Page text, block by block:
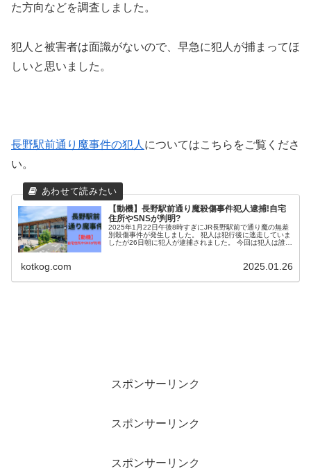
た方向などを調査しました。
犯人と被害者は面識がないので、早急に犯人が捕まってほ
しいと思いました。
長野駅前通り魔事件の犯人 についてはこちらをご覧くださ
い。
【動機】長野駅前通り魔殺傷事件犯人逮捕!自宅
住所やSNSが判明?
2025年1月22日午後8時すぎにJR長野駅前で通り魔の無差
別殺傷事件が発生しました。 犯人は犯行後に逃走していま
したが26日朝に犯人が逮捕されました。 今回は犯人は誰
kotkog.com 2025.01.26
スポンサーリンク
スポンサーリンク
スポンサーリンク